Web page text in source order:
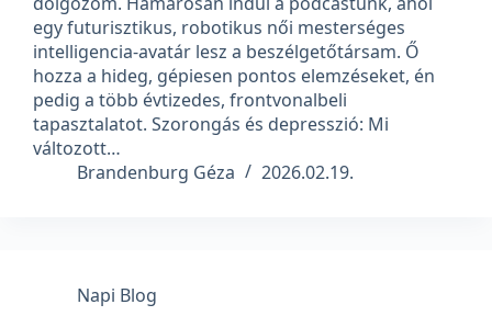
egy futurisztikus, robotikus női mesterséges
intelligencia-avatár lesz a beszélgetőtársam. Ő
hozza a hideg, gépiesen pontos elemzéseket, én
pedig a több évtizedes, frontvonalbeli
tapasztalatot. Szorongás és depresszió: Mi
változott…
Brandenburg Géza
2026.02.19.
Napi Blog